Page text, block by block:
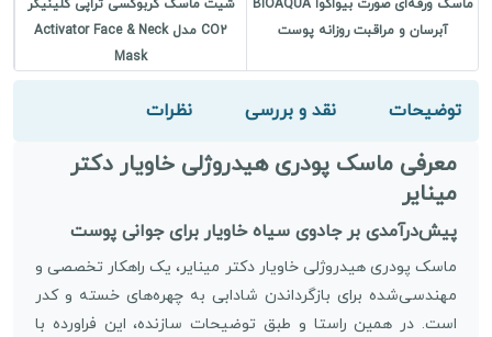
ماسک ورقه‌ای صورت بیواکوا BIOAQUA
آبرسان و مراقبت روزانه پوست
شیت ماسک کربوکسی تراپی کلینیکر
CO2 مدل Activator Face & Neck
Mask
توضیحات نقد و بررسی نظرات
معرفی ماسک پودری هیدروژلی خاویار دکتر
مینایر
پیش‌درآمدی بر جادوی سیاه خاویار برای جوانی پوست
ماسک پودری هیدروژلی خاویار دکتر مینایر، یک راهکار تخصصی و
مهندسی‌شده برای بازگرداندن شادابی به چهره‌های خسته و کدر
است. در همین راستا و طبق توضیحات سازنده، این فراورده با